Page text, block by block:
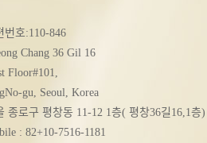
번호:110-846
Chang 36 Gil 16
Floor#101,
gu, Seoul, Korea
종로구 평창동 11-12 1층( 평창36길16,1층)
: 82+10-7516-1181